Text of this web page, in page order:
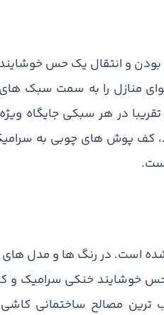
و انتقال یک حس خوشایند
منازل را به سمت سبک
در هر سبکی جایگاه
کف پوش های چوبی به
است. در رنگ ها و مدل های
خنکی سرامیک و
ترین مصالح ساختمانی